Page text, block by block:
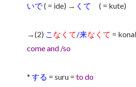
いで( = ide) → くて ( = kute)
→(2) こ なくて/来なくて =
come and /so
* する = suru = to do